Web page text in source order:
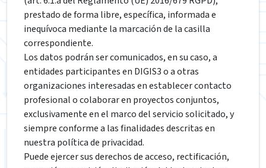
prestado de forma libre, específica, informada e
inequívoca mediante la marcación de la casilla
correspondiente.
Los datos podrán ser comunicados, en su caso, a
entidades participantes en DIGIS3 o a otras
organizaciones interesadas en establecer contacto
profesional o colaborar en proyectos conjuntos,
exclusivamente en el marco del servicio solicitado, y
siempre conforme a las finalidades descritas en
nuestra política de privacidad.
Puede ejercer sus derechos de acceso, rectificación,